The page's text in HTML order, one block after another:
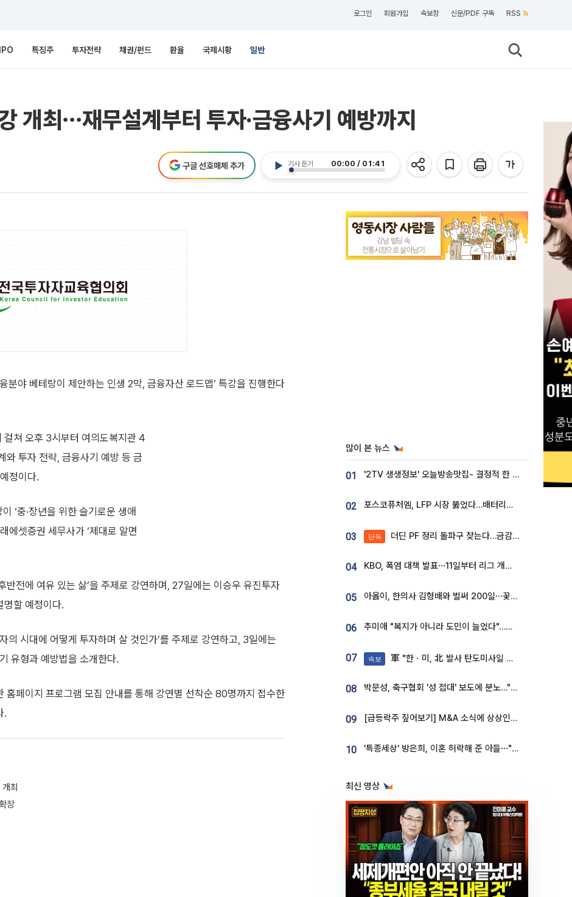
로그인 회원가입 속보창 신문/PDF 구독 RSS
특징주 투자전략 채권/펀드 환율 국제시황 일반
개최⋯재무설계부터 투자·금융사기 예방까지
기사 듣기 00:00 / 01:41
구글 선호매체 추가
분야 베테랑이 제안하는 인생 2막, 금융자산 로드맵’ 특강을 진행한다
쳐 오후 3시부터 여의도복지관 4
와 투자 전략, 금융사기 예방 등 금
정이다.
‘중·장년을 위한 슬기로운 생애
에셋증권 세무사가 ‘제대로 알면
전에 여유 있는 삶’을 주제로 강연하며, 27일에는 이승우 유진투자
명할 예정이다.
의 시대에 어떻게 투자하며 살 것인가’를 주제로 강연하고, 3일에는
유형과 예방법을 소개한다.
홈페이지 프로그램 모집 안내를 통해 강연별 선착순 80명까지 접수한
.
최
장
많이 본 뉴스
01 '2TV 생생정보' 오늘방송맛집- 결정적 한 수, 3종 메밀면! 메밀 소바 맛집 '의○○○○'
02 포스코퓨처엠, LFP 시장 뚫었다…배터리사와 대규모 장기 공급 합의
03 단독 더딘 PF 정리 돌파구 찾는다…금감원, 1년 반 만에 매각설명회 재개
04 KBO, 폭염 대책 발표⋯11일부터 리그 개시ㆍ경기 오후 7시 시작
05 아옳이, 한의사 김형배와 벌써 200일⋯꽃다발 들고 "프러포즈 아냐"
06 추미애 "복지가 아니라 도민이 늘었다"…재정난 책임론 정면돌파
07 속보 軍 "한ㆍ미, 北 발사 탄도미사일 제원 정밀분석 중"
08 박문성, 축구협회 '성 접대' 보도에 분노…"다 말아먹으려고 작정했나"
09 [급등락주 짚어보기] M&A 소식에 상상인증권ㆍ유니켐 ‘상한가’⋯유증 제동 걸린 SK디앤디↑
10 '특종세상' 방은희, 이혼 허락해 준 아들⋯"너무 잘 커줬다" 오열
최신 영상